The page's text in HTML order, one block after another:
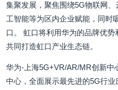
集聚发展，聚焦围绕5G物联网
工智能等为区内企业赋能，同时
口。 虹口将利用华为的品牌优势
共同打造虹口产业生态链。
华为-上海5G+VR/AR/MR创新中
中心，全面展示最先进的5G行业